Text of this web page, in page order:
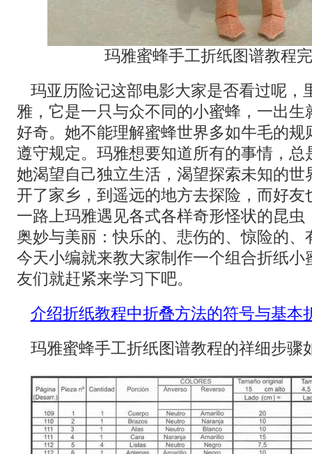
玛雅蜜蜂手工折纸图谱教程
玛亚历险记这部电影大家是否看过呢，
雅，它是一只与众不同的小蜜蜂，一出生
好奇。她不能理解蜜蜂世界多如牛毛的规
遵守规定。玛雅想要知道所有的事情，总
她渴望自己独立生活，渴望探索未知的世
开了家乡，到遥远的地方去探险，而好友
一路上玛雅遇见各式各样奇形怪状的昆虫
奥妙与美丽：快乐的、悲伤的、惊险的、
今天小编就来教大家制作一个组合折纸小
友们就赶紧来学习下吧。
介绍折纸教程中折叠方法的符号与基本
玛雅蜜蜂手工折纸图谱教程的祥细步骤